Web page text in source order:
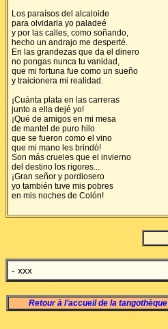
Los paraísos del alcaloide
para olvidarla yo paladeé
y por las calles, como soñando,
hecho un andrajo me desperté.
En las grandezas que da el dinero
no pongas nunca tu vanidad,
que mi fortuna fue como un sueño
y traicionera mi realidad.
¡Cuánta plata en las carreras
junto a ella dejé yo!
¡Qué de amigos en mi mesa
de mantel de puro hilo
que se fueron como el vino
que mi mano les brindó!
Son más crueles que el invierno
del destino los rigores...
¡Gran señor y pordiosero
yo también tuve mis pobres
en mis noches de Colón!
- xxx
Retour à l’accueil de la tangothèque